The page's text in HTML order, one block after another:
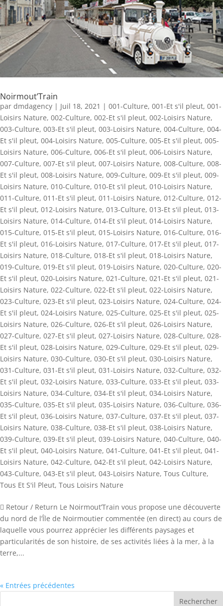
Noirmout’Train
par dmdagency | Juil 18, 2021 | 001-Culture, 001-Et s'il pleut, 001-
Loisirs Nature, 002-Culture, 002-Et s'il pleut, 002-Loisirs Nature,
003-Culture, 003-Et s'il pleut, 003-Loisirs Nature, 004-Culture, 004-
Et s'il pleut, 004-Loisirs Nature, 005-Culture, 005-Et s'il pleut, 005-
Loisirs Nature, 006-Culture, 006-Et s'il pleut, 006-Loisirs Nature,
007-Culture, 007-Et s'il pleut, 007-Loisirs Nature, 008-Culture, 008-
Et s'il pleut, 008-Loisirs Nature, 009-Culture, 009-Et s'il pleut, 009-
Loisirs Nature, 010-Culture, 010-Et s'il pleut, 010-Loisirs Nature,
011-Culture, 011-Et s'il pleut, 011-Loisirs Nature, 012-Culture, 012-
Et s'il pleut, 012-Loisirs Nature, 013-Culture, 013-Et s'il pleut, 013-
Loisirs Nature, 014-Culture, 014-Et s'il pleut, 014-Loisirs Nature,
015-Culture, 015-Et s'il pleut, 015-Loisirs Nature, 016-Culture, 016-
Et s'il pleut, 016-Loisirs Nature, 017-Culture, 017-Et s'il pleut, 017-
Loisirs Nature, 018-Culture, 018-Et s'il pleut, 018-Loisirs Nature,
019-Culture, 019-Et s'il pleut, 019-Loisirs Nature, 020-Culture, 020-
Et s'il pleut, 020-Loisirs Nature, 021-Culture, 021-Et s'il pleut, 021-
Loisirs Nature, 022-Culture, 022-Et s'il pleut, 022-Loisirs Nature,
023-Culture, 023-Et s'il pleut, 023-Loisirs Nature, 024-Culture, 024-
Et s'il pleut, 024-Loisirs Nature, 025-Culture, 025-Et s'il pleut, 025-
Loisirs Nature, 026-Culture, 026-Et s'il pleut, 026-Loisirs Nature,
027-Culture, 027-Et s'il pleut, 027-Loisirs Nature, 028-Culture, 028-
Et s'il pleut, 028-Loisirs Nature, 029-Culture, 029-Et s'il pleut, 029-
Loisirs Nature, 030-Culture, 030-Et s'il pleut, 030-Loisirs Nature,
031-Culture, 031-Et s'il pleut, 031-Loisirs Nature, 032-Culture, 032-
Et s'il pleut, 032-Loisirs Nature, 033-Culture, 033-Et s'il pleut, 033-
Loisirs Nature, 034-Culture, 034-Et s'il pleut, 034-Loisirs Nature,
035-Culture, 035-Et s'il pleut, 035-Loisirs Nature, 036-Culture, 036-
Et s'il pleut, 036-Loisirs Nature, 037-Culture, 037-Et s'il pleut, 037-
Loisirs Nature, 038-Culture, 038-Et s'il pleut, 038-Loisirs Nature,
039-Culture, 039-Et s'il pleut, 039-Loisirs Nature, 040-Culture, 040-
Et s'il pleut, 040-Loisirs Nature, 041-Culture, 041-Et s'il pleut, 041-
Loisirs Nature, 042-Culture, 042-Et s'il pleut, 042-Loisirs Nature,
043-Culture, 043-Et s'il pleut, 043-Loisirs Nature, Tous Culture,
Tous Et S'il Pleut, Tous Loisirs Nature
 Retour / Return Le Noirmout’Train vous propose une découverte
du nord de l’Île de Noirmoutier commentée (en direct) au cours de
laquelle vous pourrez apprécier les différents paysages et
particularités de son histoire, de ses activités liées à la mer, à la
terre,...
« Entrées précédentes
Rechercher